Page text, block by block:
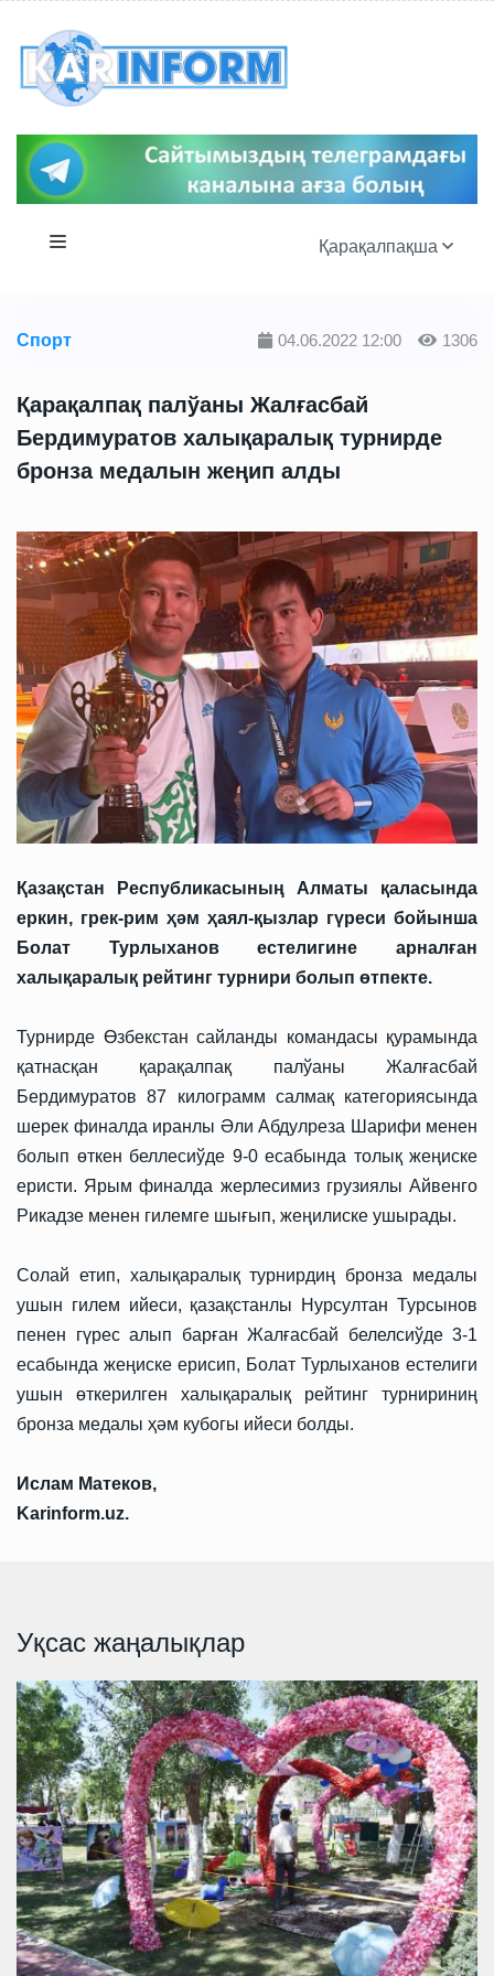
Қарақалпақша
Спорт 04.06.2022 12:00 1306
Қарақалпақ палўаны Жалғасбай
Бердимуратов халықаралық турнирде
бронза медалын жеңип алды
Қазақстан Республикасының Алматы қаласында
еркин, грек-рим ҳәм ҳаял-қызлар гүреси бойынша
Болат Турлыханов естелигине арналған
халықаралық рейтинг турнири болып өтпекте.
Турнирде Өзбекстан сайланды командасы қурамында
қатнасқан қарақалпақ палўаны Жалғасбай
Бердимуратов 87 килограмм салмақ категориясында
шерек финалда иранлы Әли Абдулреза Шарифи менен
болып өткен беллесиўде 9-0 есабында толық жеңиске
еристи. Ярым финалда жерлесимиз грузиялы Айвенго
Рикадзе менен гилемге шығып, жеңилиске ушырады.
Солай етип, халықаралық турнирдиң бронза медалы
ушын гилем ийеси, қазақстанлы Нурсултан Турсынов
пенен гүрес алып барған Жалғасбай белелсиўде 3-1
есабында жеңиске ерисип, Болат Турлыханов естелиги
ушын өткерилген халықаралық рейтинг турнириниң
бронза медалы ҳәм кубогы ийеси болды.
Ислам Матеков,
Karinform.uz.
Уқсас жаңалықлар